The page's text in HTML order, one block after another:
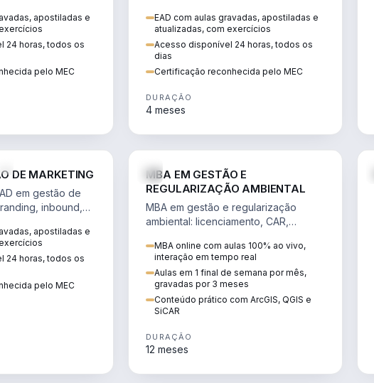
consumidor na
apostiladas e
24 horas, todos os
pelo MEC
contínua e IA aplicada a processos.
EAD com aulas gravadas, apostiladas e
atualizadas, com exercícios
Acesso disponível 24 horas, todos os
dias
Certificação reconhecida pelo MEC
DURAÇÃO
4 meses
DE MARKETING
em gestão de
inbound,
por dados.
apostiladas e
24 horas, todos os
pelo MEC
MBA EM GESTÃO E
REGULARIZAÇÃO AMBIENTAL
MBA em gestão e regularização
ambiental: licenciamento, CAR,
perícia ambiental com ArcGIS, QGIS e
SiCAR.
MBA online com aulas 100% ao vivo,
interação em tempo real
Aulas em 1 final de semana por mês,
gravadas por 3 meses
Conteúdo prático com ArcGIS, QGIS e
SiCAR
DURAÇÃO
12 meses